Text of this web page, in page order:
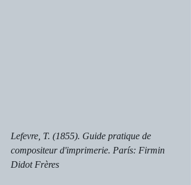
Lefevre, T. (1855). Guide pratique de
compositeur d'imprimerie. París: Firmin
Didot Frères